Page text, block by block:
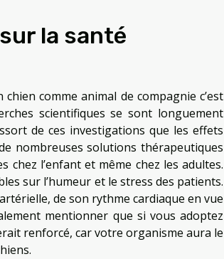
la santé
comme animal de compagnie c’est
scientifiques se sont longuement
de ces investigations que les effets
nombreuses solutions thérapeutiques
l’enfant et même chez les adultes.
sur l’humeur et le stress des patients.
de son rythme cardiaque en vue
mentionner que si vous adoptez
renforcé, car votre organisme aura le